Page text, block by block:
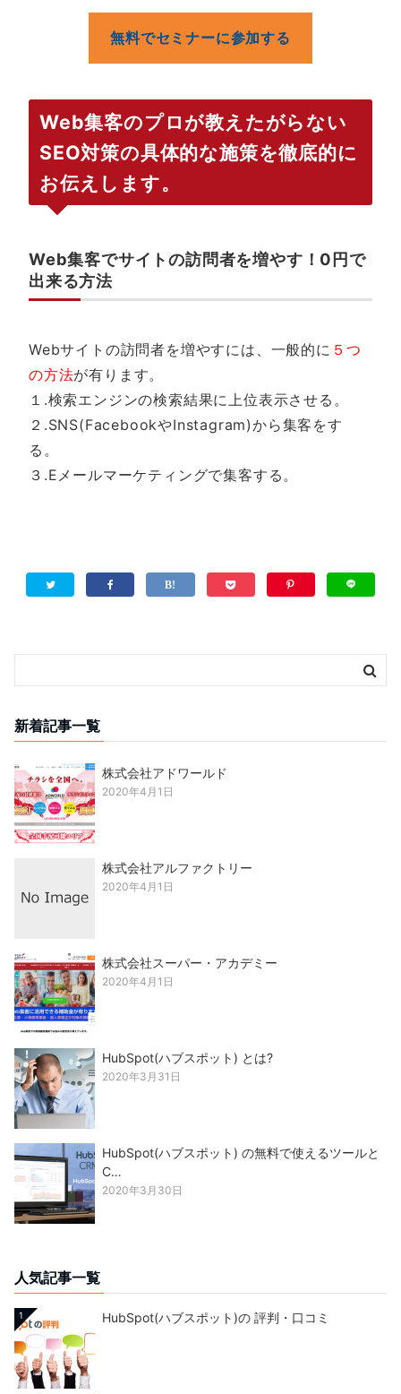
新着記事一覧
株式会社アドワールド
2020年4月1日
株式会社アルファクトリー
2020年4月1日
株式会社スーパー・アカデミー
2020年4月1日
HubSpot(ハブスポット) とは?
2020年3月31日
HubSpot(ハブスポット) の無料で使えるツールと
C…
2020年3月30日
人気記事一覧
1 HubSpot(ハブスポット)の 評判・口コミ